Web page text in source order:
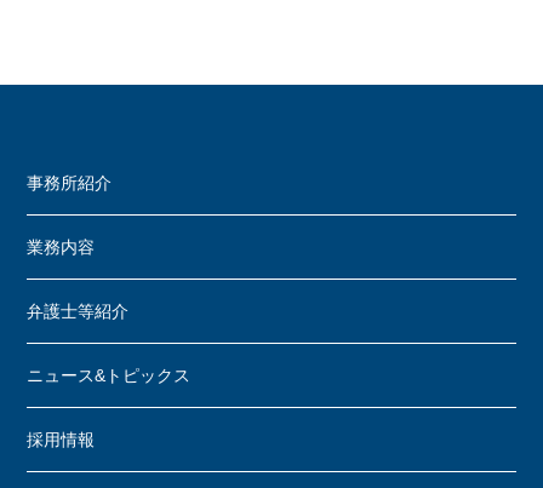
事務所紹介
業務内容
弁護士等紹介
ニュース&トピックス
採用情報